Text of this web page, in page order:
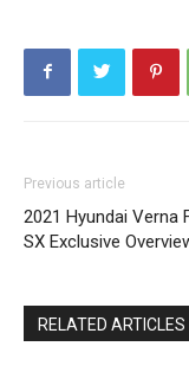
Previous article
2021 Hyundai Verna
SX Exclusive
RELATED ARTICLES